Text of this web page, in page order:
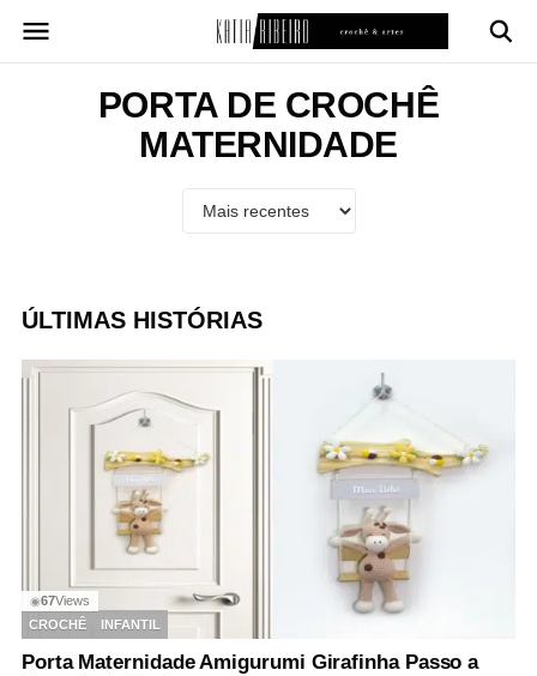
para
PORTA DE CROCHÊ
MATERNIDADE
ÚLTIMAS HISTÓRIAS
◉67Views
CROCHÊ
INFANTIL
Porta Maternidade Amigurumi Girafinha Passo a